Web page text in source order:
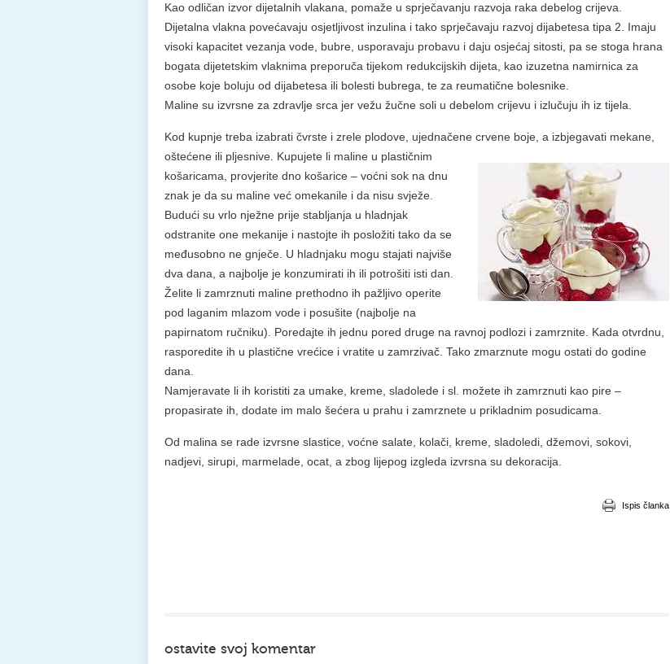
Kao odličan izvor dijetalnih vlakana, pomaže u sprječavanju razvoja raka debelog crijeva.
Dijetalna vlakna povećavaju osjetljivost inzulina i tako sprječavaju razvoj dijabetesa tipa 2. Imaju
visoki kapacitet vezanja vode, bubre, usporavaju probavu i daju osjećaj sitosti, pa se stoga hrana
bogata dijetetskim vlaknima preporuča tijekom redukcijskih dijeta, kao izuzetna namirnica za
osobe koje boluju od dijabetesa ili bolesti bubrega, te za reumatične bolesnike.
Maline su izvrsne za zdravlje srca jer vežu žučne soli u debelom crijevu i izlučuju ih iz tijela.
Kod kupnje treba izabrati čvrste i zrele plodove, ujednačene crvene boje, a izbjegavati mekane,
oštećene ili pljesnive. Kupujete li maline u plastičnim
košaricama, provjerite dno košarice – voćni sok na dnu
znak je da su maline već omekanile i da nisu svježe.
Budući su vrlo nježne prije stabljanja u hladnjak
odstranite one mekanije i nastojte ih posložiti tako da se
međusobno ne gnječe. U hladnjaku mogu stajati najviše
dva dana, a najbolje je konzumirati ih ili potrošiti isti dan.
Želite li zamrznuti maline prethodno ih pažljivo operite
pod laganim mlazom vode i posušite (najbolje na
papirnatom ručniku). Poredajte ih jednu pored druge na ravnoj podlozi i zamrznite. Kada otvrdnu,
rasporedite ih u plastične vrećice i vratite u zamrzivač. Tako zmarznute mogu ostati do godine
dana.
Namjeravate li ih koristiti za umake, kreme, sladolede i sl. možete ih zamrznuti kao pire –
propasirate ih, dodate im malo šećera u prahu i zamrznete u prikladnim posudicama.
Od malina se rade izvrsne slastice, voćne salate, kolači, kreme, sladoledi, džemovi, sokovi,
nadjevi, sirupi, marmelade, ocat, a zbog lijepog izgleda izvrsna su dekoracija.
Ispis članka
ostavite svoj komentar